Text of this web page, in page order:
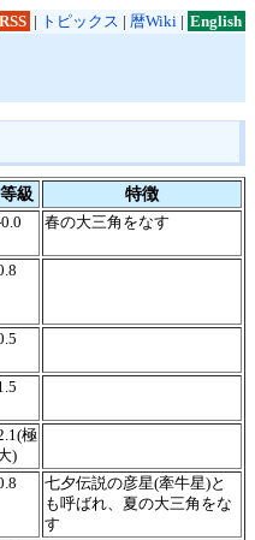
RSS | トピックス | 暦Wiki| English
等級 特徴
春の大三角をなす
極
)
七夕伝説の彦星(牽牛星)と
も呼ばれ、夏の大三角をな
す